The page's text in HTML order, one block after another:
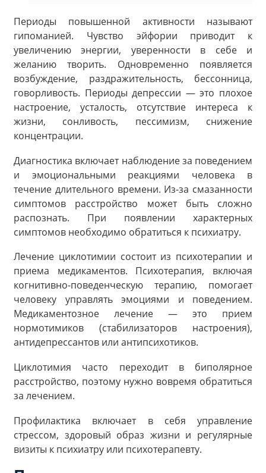
Периоды повышенной активности называют
гипоманией. Чувство эйфории приводит к
увеличению энергии, уверенности в себе и
желанию творить. Одновременно появляется
возбуждение, раздражительность, бессонница,
говорливость. Периоды депрессии — это плохое
настроение, усталость, отсутствие интереса к
жизни, сонливость, пессимизм, снижение
концентрации.
Диагностика включает наблюдение за поведением
и эмоциональными реакциями человека в
течение длительного времени. Из-за смазанности
симптомов расстройство может быть сложно
распознать. При появлении характерных
симптомов необходимо обратиться к психиатру.
Лечение циклотимии состоит из психотерапии и
приема медикаментов. Психотерапия, включая
когнитивно-поведенческую терапию, помогает
человеку управлять эмоциями и поведением.
Медикаментозное лечение — это прием
нормотимиков (стабилизаторов настроения),
антидепрессантов или антипсихотиков.
Циклотимия часто переходит в биполярное
расстройство, поэтому нужно вовремя обратиться
за лечением.
Профилактика включает в себя управление
стрессом, здоровый образ жизни и регулярные
визиты к психиатру или психотерапевту.